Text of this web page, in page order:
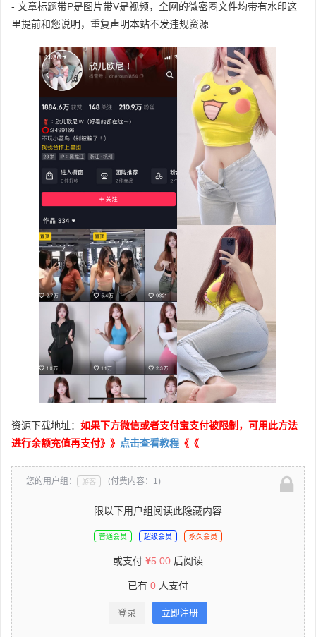
- 文章标题带P是图片带V是视频，全网的微密圈文件均带有水印这
里提前和您说明，重复声明本站不发违规资源
资源下载地址： 如果下方微信或者支付宝支付被限制，可用此方法
进行余额充值再支付》》 点击查看教程 《《
您的用户组： 游客 (付费内容：1)
限以下用户组阅读此隐藏内容
普通会员 超级会员 永久会员
或支付 5.00 后阅读
已有 0 人支付
登录 立即注册